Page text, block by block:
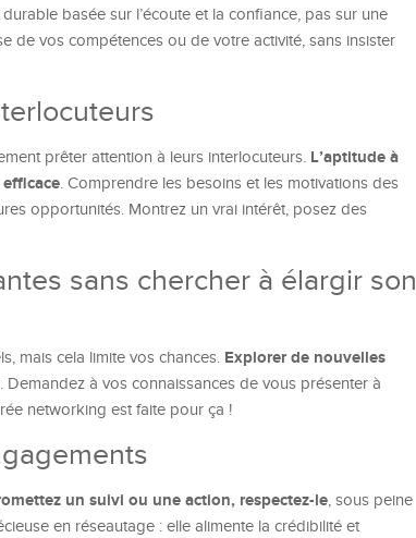
basée sur l’écoute et la confiance, pas sur une
de vos compétences ou de votre activité, sans insister
prêter attention à leurs interlocuteurs. L’aptitude à
. Comprendre les besoins et les motivations des
opportunités. Montrez un vrai intérêt, posez des
sans chercher à élargir son
mais cela limite vos chances. Explorer de nouvelles
. Demandez à vos connaissances de vous présenter à
networking est faite pour ça !
un suivi ou une action, respectez-le, sous peine
en réseautage : elle alimente la crédibilité et